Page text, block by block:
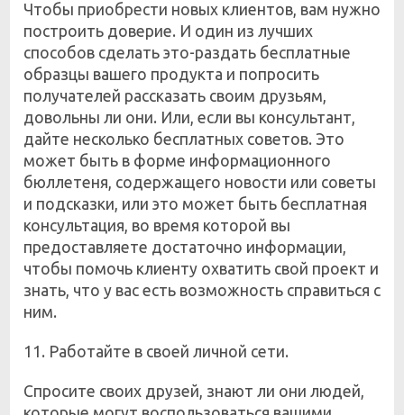
Чтобы приобрести новых клиентов, вам нужно
построить доверие. И один из лучших
способов сделать это-раздать бесплатные
образцы вашего продукта и попросить
получателей рассказать своим друзьям,
довольны ли они. Или, если вы консультант,
дайте несколько бесплатных советов. Это
может быть в форме информационного
бюллетеня, содержащего новости или советы
и подсказки, или это может быть бесплатная
консультация, во время которой вы
предоставляете достаточно информации,
чтобы помочь клиенту охватить свой проект и
знать, что у вас есть возможность справиться с
ним.
11. Работайте в своей личной сети.
Спросите своих друзей, знают ли они людей,